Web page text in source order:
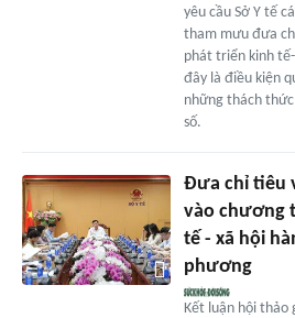
yêu cầu Sở Y tế
tham mưu đưa
phát triển kinh
đây là điều kiện
những thách
số.
Đưa chỉ tiêu
vào chương
tế - xã hội
phương
Kết luận hội thảo